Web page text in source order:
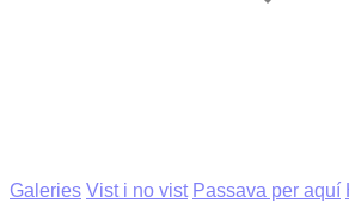
Galeries Vist i no vist Passava per aquí